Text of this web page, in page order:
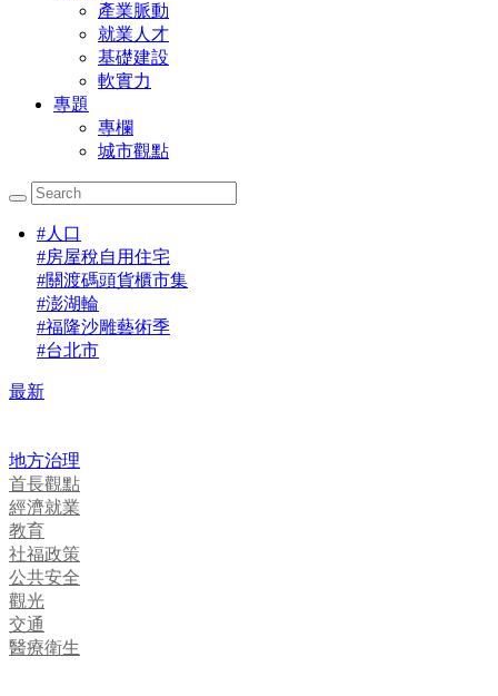
產業脈動
就業人才
基礎建設
軟實力
專題
專欄
城市觀點
#人口
#房屋稅自用住宅
#關渡碼頭貨櫃市集
#澎湖輪
#福隆沙雕藝術季
#台北市
最新
地方治理
首長觀點
經濟就業
教育
社福政策
公共安全
觀光
交通
醫療衛生